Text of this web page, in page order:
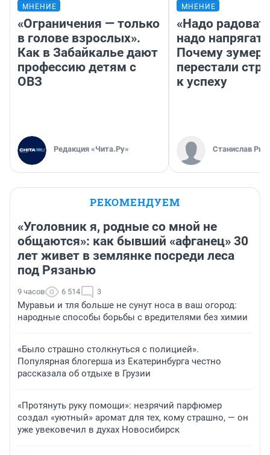
МНЕНИЕ
«Ограничения — только
в голове взрослых».
Как в Забайкалье дают
профессию детям с
ОВЗ
Редакция «Чита.Ру»
МНЕНИЕ
«Надо
надо
Почему
перестали
к успеху
Станислав
РЕКОМЕНДУЕМ
«Уголовник я, родные со мной не
общаются»: как бывший «афганец» 30
лет живет в землянке посреди леса
под Рязанью
9 часов 6 514 3
Муравьи и тля больше не сунут носа в ваш огород:
народные способы борьбы с вредителями без химии
«Было страшно столкнуться с полицией».
Популярная блогерша из Екатеринбурга честно
рассказала об отдыхе в Грузии
«Протянуть руку помощи»: незрячий парфюмер
создал «уютный» аромат для тех, кому страшно, — он
уже увековечил в духах Новосибирск